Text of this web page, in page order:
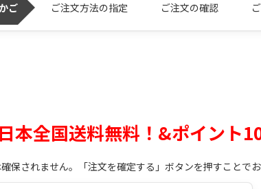
ご ご注文方法の指定 ご注文の確認
本全国送料無料！&ポイント
されません。「注文を確定する」ボタンを押すことで